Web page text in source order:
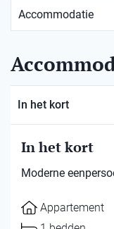
In het kort
In het kort
Moderne
Appartement